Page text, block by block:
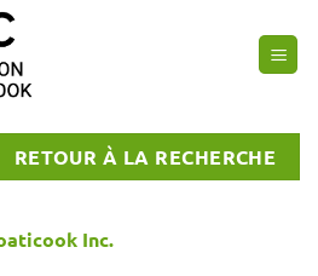
RETOUR À LA RECHERCHE
Inc.